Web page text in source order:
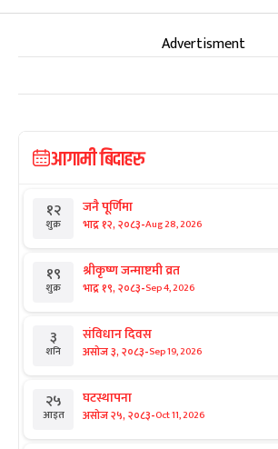
Advertisment
आगामी बिदाहरु
१२
शुक्र
जनै पूर्णिमा
भाद्र १२, २०८३-Aug 28, 2026
१९
शुक्र
श्रीकृष्ण जन्माष्टमी व्रत
भाद्र १९, २०८३-Sep 4, 2026
३
शनि
संविधान दिवस
असोज ३, २०८३-Sep 19, 2026
२५
आइत
घटस्थापना
असोज २५, २०८३-Oct 11, 2026